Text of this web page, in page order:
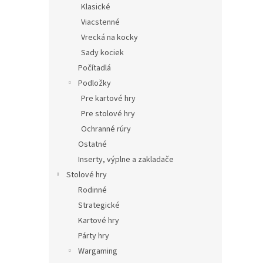
Klasické
Viacstenné
Vrecká na kocky
Sady kociek
Počítadlá
Podložky
Pre kartové hry
Pre stolové hry
Ochranné rúry
Ostatné
Inserty, výplne a zakladače
Stolové hry
Rodinné
Strategické
Kartové hry
Párty hry
Wargaming